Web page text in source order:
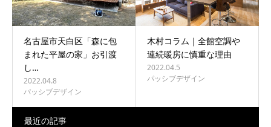
名古屋市天白区「森に包
まれた平屋の家」お引渡
し…
2022.04.8
パッシブデザイン
木村コラム｜全館空調や
連続暖房に慎重な理由
2022.04.5
パッシブデザイン
最近の記事